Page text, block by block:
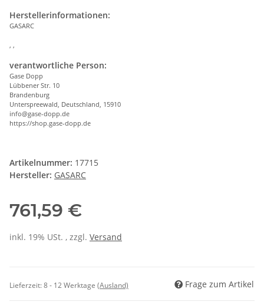
Herstellerinformationen:
GASARC
verantwortliche Person:
Gase Dopp
Lübbener Str. 10
Brandenburg
Unterspreewald, Deutschland, 15910
info@gase-dopp.de
https://shop.gase-dopp.de
Artikelnummer: 17715
Hersteller: GASARC
761,59 €
inkl. 19% USt. , zzgl. Versand
Lieferzeit:8 - 12 Werktage (Ausland) Frage zum Artikel